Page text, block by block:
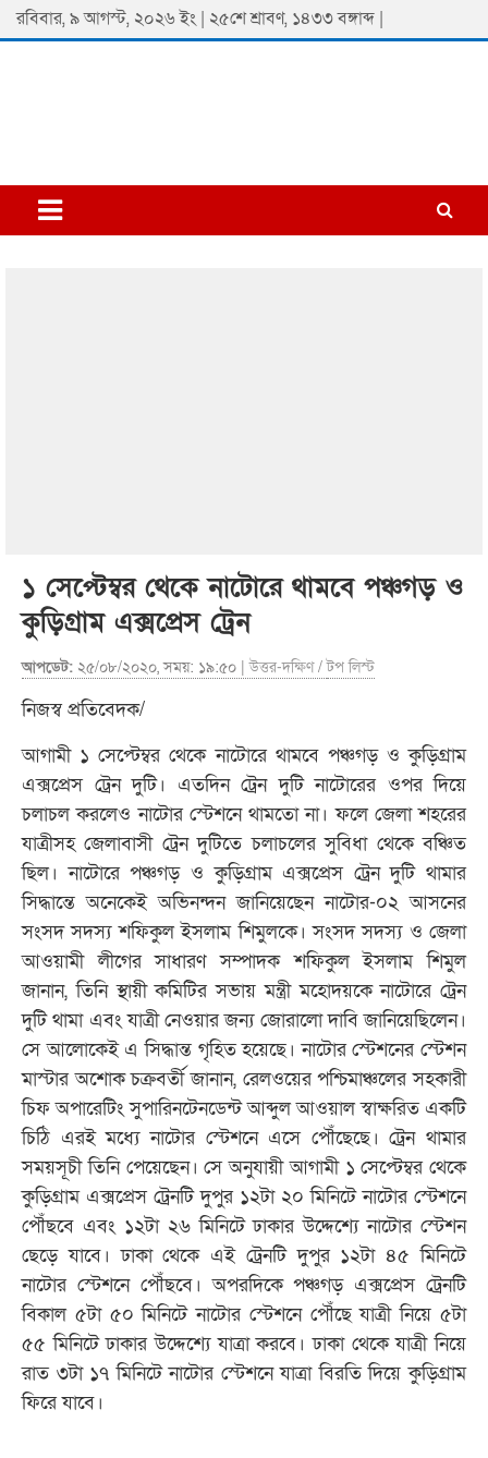
Skip
to
রবিবার, ৯ আগস্ট, ২০২৬ ইং | ২৫শে শ্রাবণ, ১৪৩৩ বঙ্গাব্দ |
Padmaprobaha
Online Newspaper Portal
১ সেপ্টেম্বর থেকে নাটোরে থামবে পঞ্চগড় ও
কুড়িগ্রাম এক্সপ্রেস ট্রেন
আপডেট: ২৫/০৮/২০২০, সময়: ১৯:৫০ |উত্তর-দক্ষিণ/টপ লিস্ট
নিজস্ব প্রতিবেদক/
আগামী ১ সেপ্টেম্বর থেকে নাটোরে থামবে পঞ্চগড় ও কুড়িগ্রাম
এক্সপ্রেস ট্রেন দুটি। এতদিন ট্রেন দুটি নাটোরের ওপর দিয়ে
চলাচল করলেও নাটোর স্টেশনে থামতো না। ফলে জেলা শহরের
যাত্রীসহ জেলাবাসী ট্রেন দুটিতে চলাচলের সুবিধা থেকে বঞ্চিত
ছিল। নাটোরে পঞ্চগড় ও কুড়িগ্রাম এক্সপ্রেস ট্রেন দুটি থামার
সিদ্ধান্তে অনেকেই অভিনন্দন জানিয়েছেন নাটোর-০২ আসনের
সংসদ সদস্য শফিকুল ইসলাম শিমুলকে। সংসদ সদস্য ও জেলা
আওয়ামী লীগের সাধারণ সম্পাদক শফিকুল ইসলাম শিমুল
জানান, তিনি স্থায়ী কমিটির সভায় মন্ত্রী মহোদয়কে নাটোরে ট্রেন
দুটি থামা এবং যাত্রী নেওয়ার জন্য জোরালো দাবি জানিয়েছিলেন।
সে আলোকেই এ সিদ্ধান্ত গৃহিত হয়েছে। নাটোর স্টেশনের স্টেশন
মাস্টার অশোক চক্রবর্তী জানান, রেলওয়ের পশ্চিমাঞ্চলের সহকারী
চিফ অপারেটিং সুপারিনটেনডেন্ট আব্দুল আওয়াল স্বাক্ষরিত একটি
চিঠি এরই মধ্যে নাটোর স্টেশনে এসে পৌঁছেছে। ট্রেন থামার
সময়সূচী তিনি পেয়েছেন। সে অনুযায়ী আগামী ১ সেপ্টেম্বর থেকে
কুড়িগ্রাম এক্সপ্রেস ট্রেনটি দুপুর ১২টা ২০ মিনিটে নাটোর স্টেশনে
পৌঁছবে এবং ১২টা ২৬ মিনিটে ঢাকার উদ্দেশ্যে নাটোর স্টেশন
ছেড়ে যাবে। ঢাকা থেকে এই ট্রেনটি দুপুর ১২টা ৪৫ মিনিটে
নাটোর স্টেশনে পৌঁছবে। অপরদিকে পঞ্চগড় এক্সপ্রেস ট্রেনটি
বিকাল ৫টা ৫০ মিনিটে নাটোর স্টেশনে পৌঁছে যাত্রী নিয়ে ৫টা
৫৫ মিনিটে ঢাকার উদ্দেশ্যে যাত্রা করবে। ঢাকা থেকে যাত্রী নিয়ে
রাত ৩টা ১৭ মিনিটে নাটোর স্টেশনে যাত্রা বিরতি দিয়ে কুড়িগ্রাম
ফিরে যাবে।